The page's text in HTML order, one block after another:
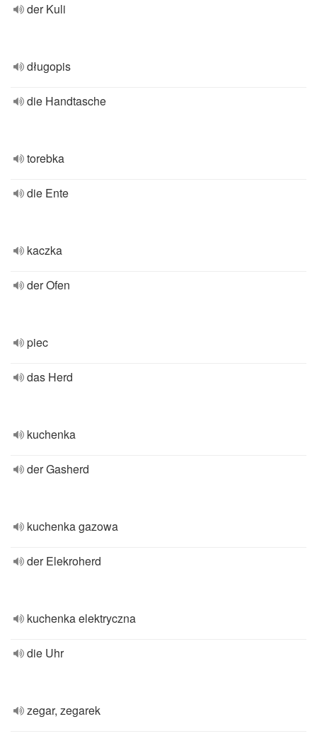
der Kuli
długopis
die Handtasche
torebka
die Ente
kaczka
der Ofen
piec
das Herd
kuchenka
der Gasherd
kuchenka gazowa
der Elekroherd
kuchenka elektryczna
die Uhr
zegar, zegarek